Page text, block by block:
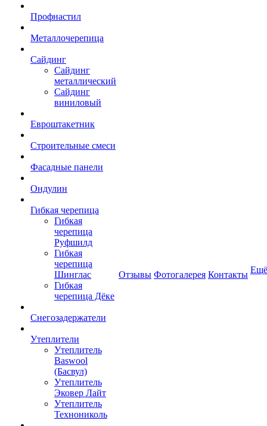
Профнастил
Металлочерепица
Сайдинг
Сайдинг
металлический
Сайдинг
виниловый
Евроштакетник
Строительные смеси
Фасадные панели
Ондулин
Гибкая черепица
Гибкая
черепица
Руфшилд
Гибкая
черепица
Шинглас
Гибкая
черепица Дёке
Снегозадержатели
Утеплители
Утеплитель
Baswool
(Басвул)
Утеплитель
Эковер Лайт
Утеплитель
Технониколь
Отзывы Фотогалерея Контакты Ещё